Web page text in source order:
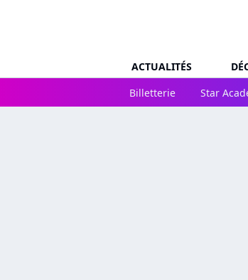
ACTUALITÉS
Billetterie
Star